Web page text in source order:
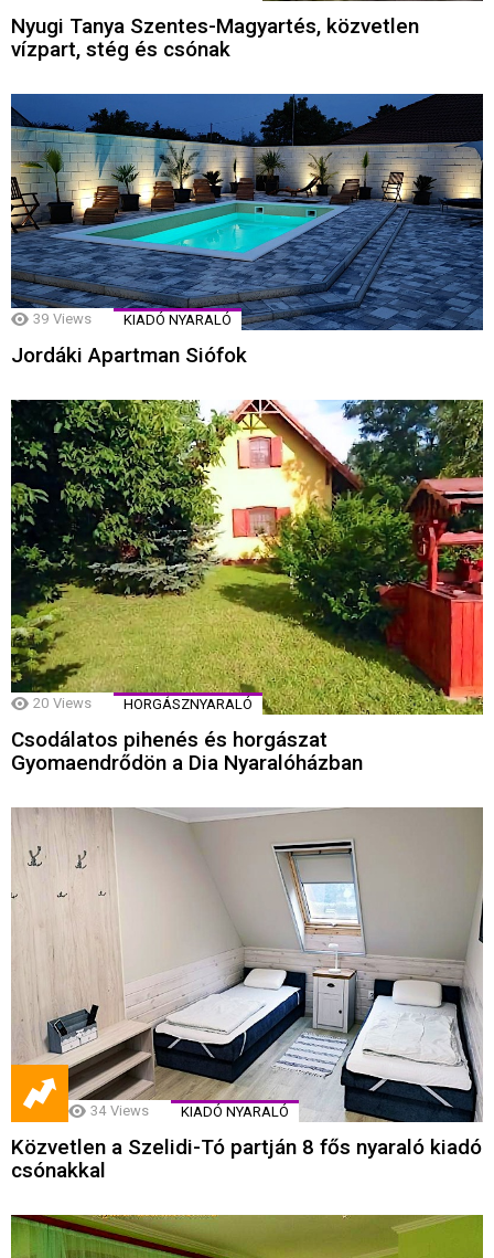
Nyugi Tanya Szentes-Magyartés, közvetlen
vízpart, stég és csónak
39 Views KIADÓ NYARALÓ
Jordáki Apartman Siófok
20 Views HORGÁSZNYARALÓ
Csodálatos pihenés és horgászat
Gyomaendrődön a Dia Nyaralóházban
34 Views KIADÓ NYARALÓ
Közvetlen a Szelidi-Tó partján 8 fős nyaraló kiadó
csónakkal